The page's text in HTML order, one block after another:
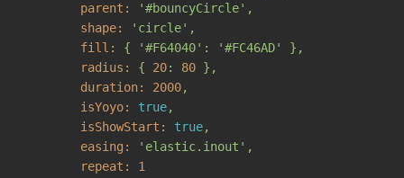
parent:
'#bouncyCircle' ,
shape:
'circle' ,
fill:
{ '#F64040' : '#FC46AD'
},
radius:
{ 20: 80 },
duration:
2000,
isYoyo:
true,
isShowStart:
true,
easing:
'elastic.inout' ,
repeat:
1